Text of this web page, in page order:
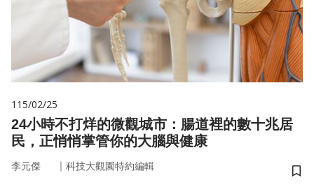
115/02/25
24小時不打烊的微觀城市：腸道裡的數十兆居
民，正悄悄掌管你的大腦與健康
李元傑 ｜ 科技大觀園特約編輯
儲